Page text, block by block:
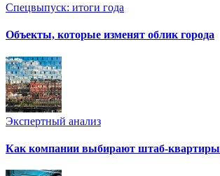
Спецвыпуск: итоги года
Объекты, которые изменят облик города
Экспертный анализ
Как компании выбирают штаб-квартиры